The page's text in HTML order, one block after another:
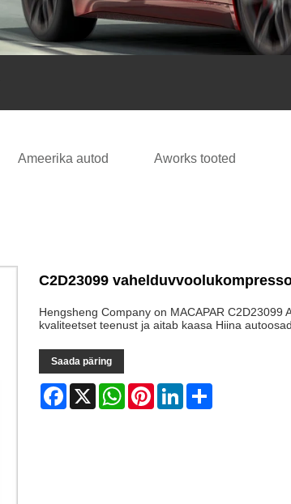
Ameerika autod Aworks tooted
C2D23099
Hengsheng Company on MACAPAR
kvaliteetset teenust ja aitab kaasa Hiina
Saada päring
Facebook
X WhatsAppPinterestLinkedIn